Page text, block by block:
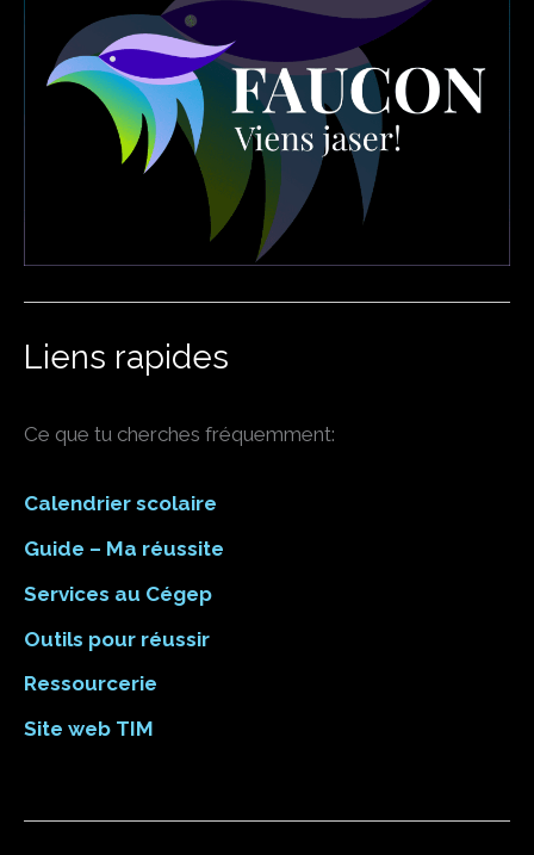
Liens rapides
Ce que tu cherches fréquemment:
Calendrier scolaire
Guide – Ma réussite
Services au Cégep
Outils pour réussir
Ressourcerie
Site web TIM